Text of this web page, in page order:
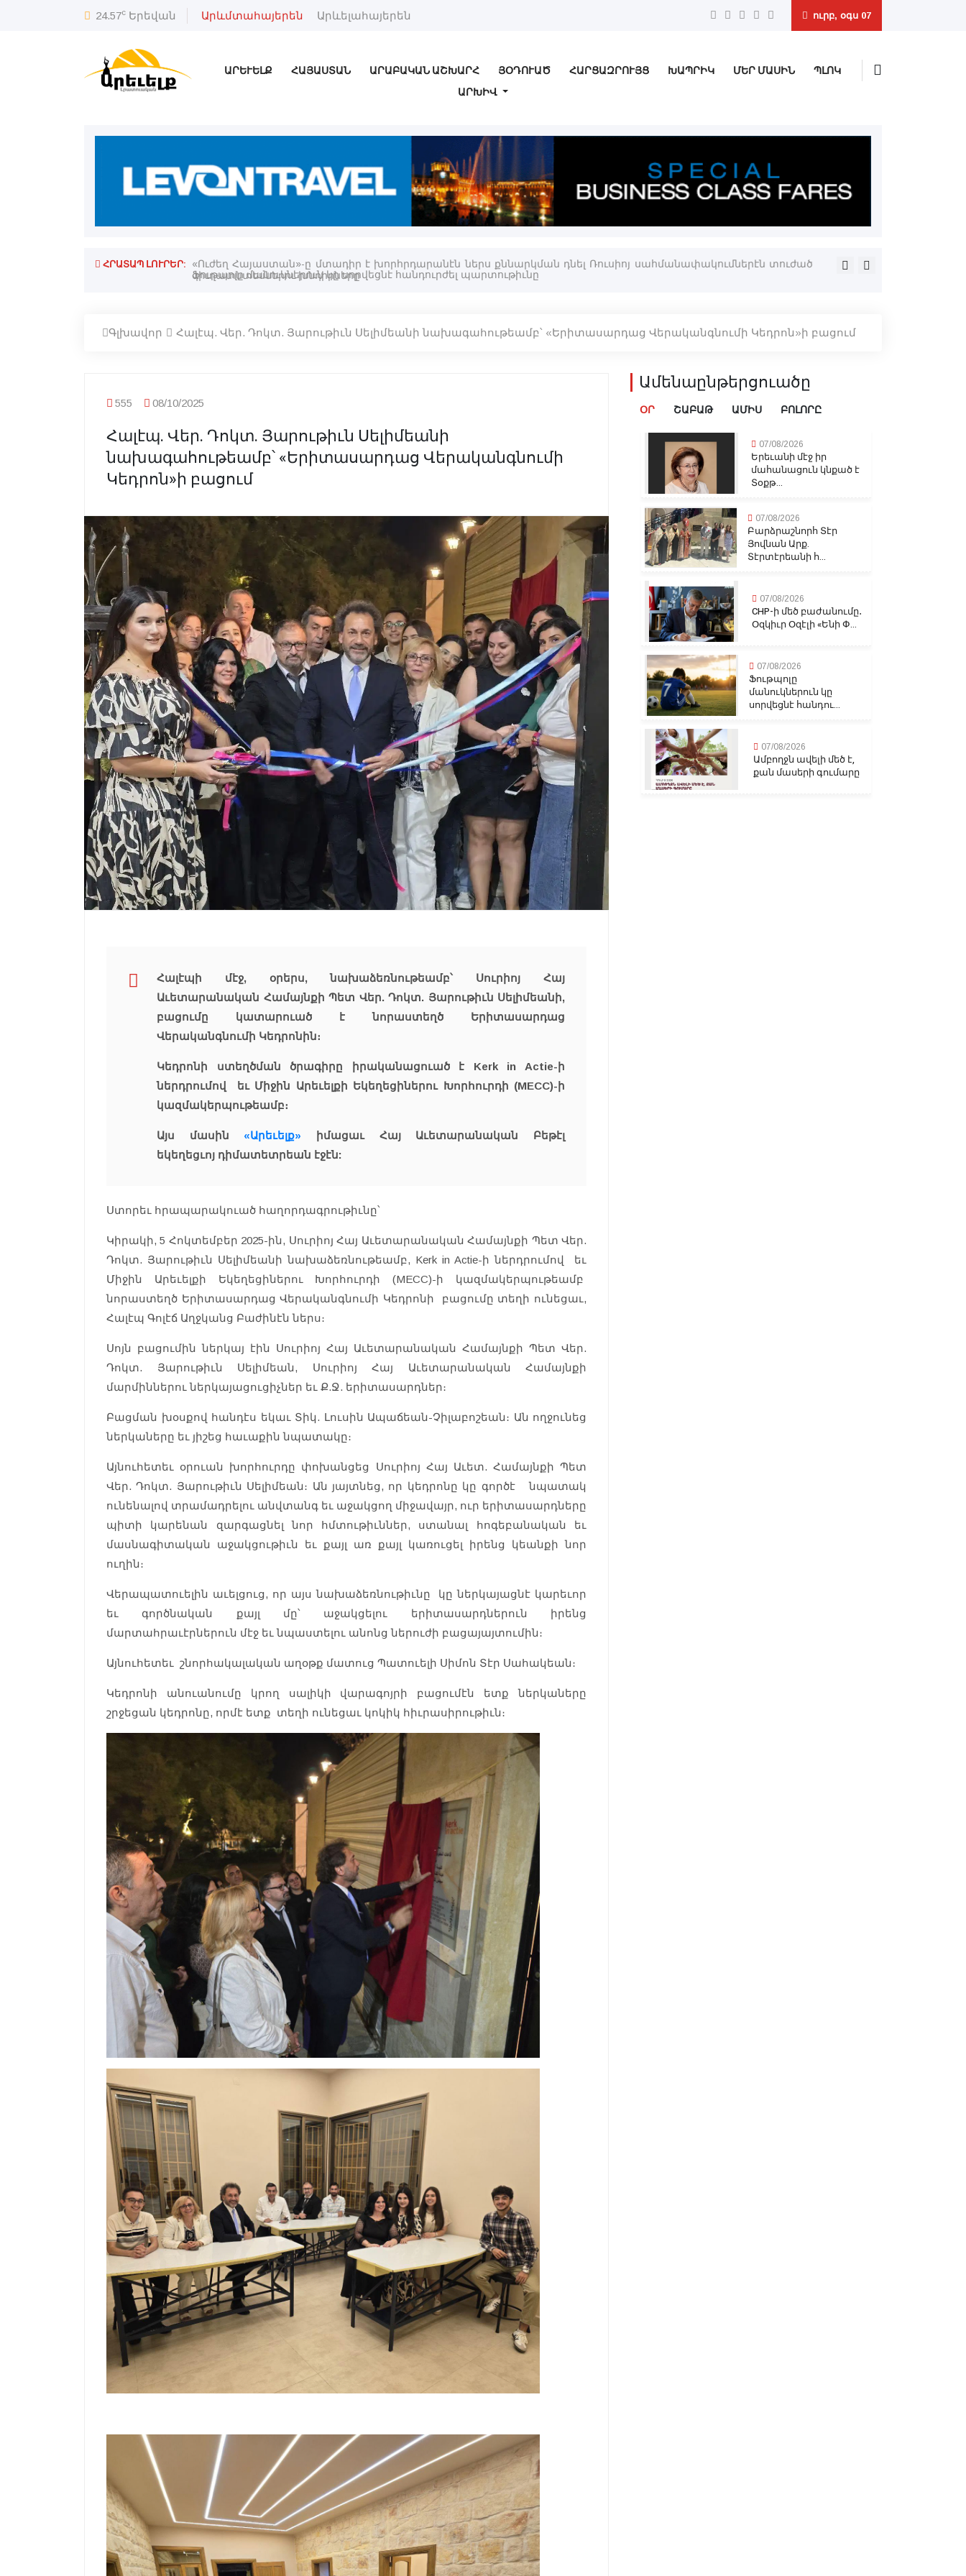
24.57c Երեվան Արևմտահայերեն Արևելահայերեն ուրբ, օգս 07
ԱՐԵՒԵԼՔ ՀԱՅԱՍՏԱՆ ԱՐԱԲԱԿԱՆ ԱՇԽԱՐՀ ՅՕԴՈՒԱԾ ՀԱՐՑԱԶՐՈՒՅՑ ԽԱՊՐԻԿ ՄԵՐ ՄԱՍԻՆ
ՊԼՈԿ
ԱՐԽԻՎ
ՀՐԱՏԱՊ ԼՈՒՐԵՐ:
«Ուժեղ Հայաստան»-ը մտադիր է խորհրդարանէն ներս քննարկման դնել Ռուսիոյ սահմանափակումներէն տուժած
գիւղատնտեսներու խնդիրները
Բարձրաշնորհ Տէր Յովնան
Գլխավոր Հալէպ. Վեր. Դոկտ. Յարութիւն Սելիմեանի նախագահութեամբ՝ «Երիտասարդաց Վերականգնումի Կեդրոն»ի բացում
555 08/10/2025
Հալէպ. Վեր. Դոկտ. Յարութիւն Սելիմեանի
նախագահութեամբ՝ «Երիտասարդաց Վերականգնումի
Կեդրոն»ի բացում
Հալէպի մէջ, օրերս, նախաձեռնութեամբ՝ Սուրիոյ Հայ
Աւետարանական Համայնքի Պետ Վեր. Դոկտ. Յարութիւն Սելիմեանի,
բացումը կատարուած է նորաստեղծ Երիտասարդաց
Վերականգնումի Կեդրոնին։
Կեդրոնի ստեղծման ծրագիրը իրականացուած է Kerk in Actie-ի
ներդրումով եւ Միջին Արեւելքի Եկեղեցիներու Խորհուրդի (MECC)-ի
կազմակերպութեամբ։
Այս մասին «Արեւելք» իմացաւ Հայ Աւետարանական Բեթէլ
եկեղեցւոյ դիմատետրեան էջէն:
Ստորեւ հրապարակուած հաղորդագրութիւնը՝
Կիրակի, 5 Հոկտեմբեր 2025-ին, Սուրիոյ Հայ Աւետարանական Համայնքի Պետ Վեր.
Դոկտ. Յարութիւն Սելիմեանի նախաձեռնութեամբ, Kerk in Actie-ի ներդրումով եւ
Միջին Արեւելքի Եկեղեցիներու Խորհուրդի (MECC)-ի կազմակերպութեամբ
նորաստեղծ Երիտասարդաց Վերականգնումի Կեդրոնի բացումը տեղի ունեցաւ,
Հալէպ Գոլէճ Աղջկանց Բաժինէն ներս։
Սոյն բացումին ներկայ էին Սուրիոյ Հայ Աւետարանական Համայնքի Պետ Վեր.
Դոկտ. Յարութիւն Սելիմեան, Սուրիոյ Հայ Աւետարանական Համայնքի
մարմիններու ներկայացուցիչներ եւ Ք.Ջ. երիտասարդներ։
Բացման խօսքով հանդէս եկաւ Տիկ. Լուսին Ապաճեան-Չիլաբոշեան։ Ան ողջունեց
ներկաները եւ յիշեց հաւաքին նպատակը։
Այնուհետեւ օրուան խորհուրդը փոխանցեց Սուրիոյ Հայ Աւետ. Համայնքի Պետ
Վեր. Դոկտ. Յարութիւն Սելիմեան։ Ան յայտնեց, որ կեդրոնը կը գործէ նպատակ
ունենալով տրամադրելու անվտանգ եւ աջակցող միջավայր, ուր երիտասարդները
պիտի կարենան զարգացնել նոր հմտութիւններ, ստանալ հոգեբանական եւ
մասնագիտական աջակցութիւն եւ քայլ առ քայլ կառուցել իրենց կեանքի նոր
ուղին։
Վերապատուելին աւելցուց, որ այս նախաձեռնութիւնը կը ներկայացնէ կարեւոր
եւ գործնական քայլ մը՝ աջակցելու երիտասարդներուն իրենց
մարտահրաւէրներուն մէջ եւ նպաստելու անոնց ներուժի բացայայտումին։
Այնուհետեւ շնորհակալական աղօթք մատուց Պատուելի Սիմոն Տէր Սահակեան։
Կեդրոնի անուանումը կրող սալիկի վարագոյրի բացումէն ետք ներկաները
շրջեցան կեդրոնը, որմէ ետք տեղի ունեցաւ կոկիկ հիւրասիրութիւն։
Ամենաընթերցուածը
ՕՐ ՇԱԲԱԹ ԱՄԻՍ ԲՈԼՈՐԸ
07/08/2026
Երեւանի մէջ իր
մահանացուն կնքած է
Տօքթ...
07/08/2026
Բարձրաշնորհ Տէր
Յովնան Արք.
Տէրտէրեանի հ...
07/08/2026
CHP-ի մեծ բաժանումը․
Օզկիւր Օզէլի «Ենի Փ...
07/08/2026
Ֆութպոլը
մանուկներուն կը
սորվեցնէ հանդու...
07/08/2026
Ամբողջն ավելի մեծ է,
քան մասերի գումարը